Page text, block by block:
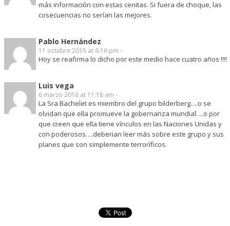
más información con estas cenitas. Si fuera de choque, las
cosecuencias no serían las mejores.
Pablo Hernández
11 octubre 2015 at 6:16 pm -
Hoy se reafirma lo dicho por este medio hace cuatro años !!!!
Luis vega
6 marzo 2016 at 11:18 am -
La Sra Bachelet es miembro del grupo bilderberg….o se
olvidan que ella promueve la gobernanza mundial….o por
que creen que ella tiene vínculos en las Naciones Unidas y
con poderosos….deberian leer más sobre este grupo y sus
planes que son simplemente terroríficos.